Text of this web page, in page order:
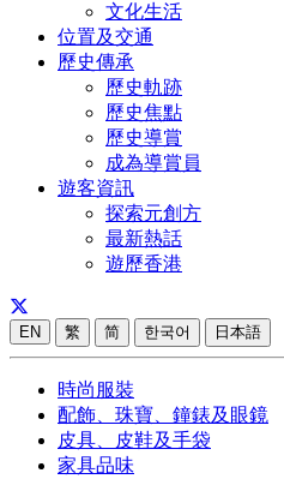
文化生活
位置及交通
歷史傳承
歷史軌跡
歷史焦點
歷史導賞
成為導賞員
遊客資訊
探索元創方
最新熱話
遊歷香港
EN 繁 简 한국어 日本語
時尚服裝
配飾、珠寶、鐘錶及眼鏡
皮具、皮鞋及手袋
家具品味